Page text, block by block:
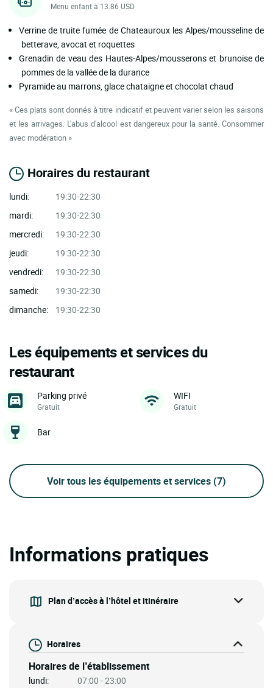
Menu enfant à 13.86 USD
Verrine de truite fumée de Chateauroux les Alpes/mousseline de
betterave, avocat et roquettes
Grenadin de veau des Hautes-Alpes/mousserons et brunoise de
pommes de la vallée de la durance
Pyramide au marrons, glace chataigne et chocolat chaud
« Ces plats sont donnés à titre indicatif et peuvent varier selon les saisons
et les arrivages. L'abus d'alcool est dangereux pour la santé. Consommer
avec modération »
Horaires du restaurant
lundi:
19:30-22:30
mardi:
19:30-22:30
mercredi:
19:30-22:30
jeudi:
19:30-22:30
vendredi:
19:30-22:30
samedi:
19:30-22:30
dimanche:
19:30-22:30
Les équipements et services du
restaurant
Parking privé
Gratuit
WIFI
Gratuit
Bar
Voir tous les équipements et services (7)
Informations pratiques
Plan d’accès à l’hôtel et itinéraire
Horaires
Horaires de l’établissement
lundi:
07:00 - 23:00